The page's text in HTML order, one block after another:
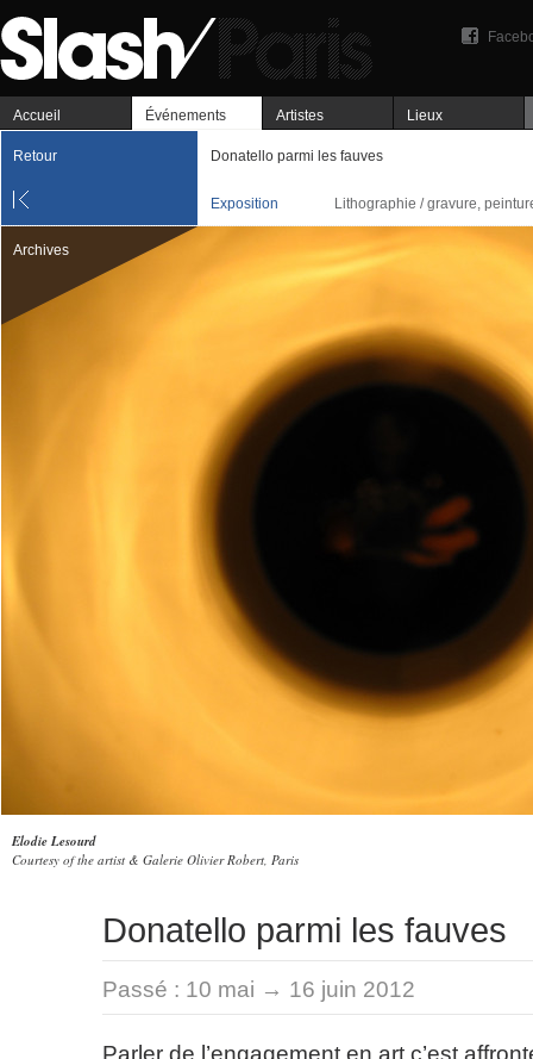
Accueil Événements Artistes Lieux
Retour Donatello parmi les fauves
Exposition Lithographie / gravure,
Archives
Elodie Lesourd
Courtesy of the artist & Galerie Olivier Robert, Paris
Donatello parmi les fauves
Passé : 10 mai → 16 juin 2012
Parler de l’engagement en art c’est